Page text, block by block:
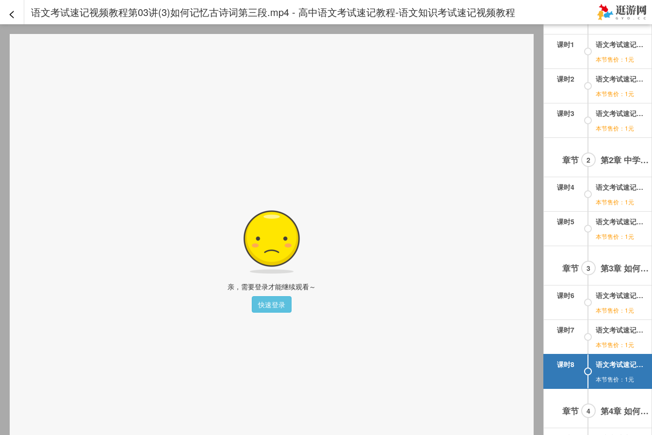
< 语文考试速记视频教程第03讲(3)如何记忆古诗词第三段.mp4 - 高中语文考试速记教程-语文知识考试速记视频教程
亲，需要登录才能继续观看～
快速登录
第1章 中学文学常识背诵
课时1 语文考试速记视频教程第01讲(1)如何快速背诵中学文学常识第一段.mp4
本节售价：1元
课时2 语文考试速记视频教程第01讲(2)如何快速背诵中学文学常识第二段.mp4
本节售价：1元
课时3 语文考试速记视频教程第01讲(3)如何快速背诵中学文学常识第三段.mp4
本节售价：1元
章节 第2章 中学现代文背诵
2
课时4 语文考试速记视频教程第02讲(1)如何快速背诵中学现代文第一段.mp4
本节售价：1元
课时5 语文考试速记视频教程第02讲(2)如何快速背诵中学现代文第二段.mp4
本节售价：1元
章节 第3章 如何记忆古诗词
3
课时6 语文考试速记视频教程第03讲(1)如何记忆古诗词第一段.mp4
本节售价：1元
课时7 语文考试速记视频教程第03讲(2)如何记忆古诗词第二段.mp4
本节售价：1元
课时8 语文考试速记视频教程第03讲(3)如何记忆古诗词第三段.mp4
本节售价：1元
章节 第4章 如何记忆古诗词和古文
4